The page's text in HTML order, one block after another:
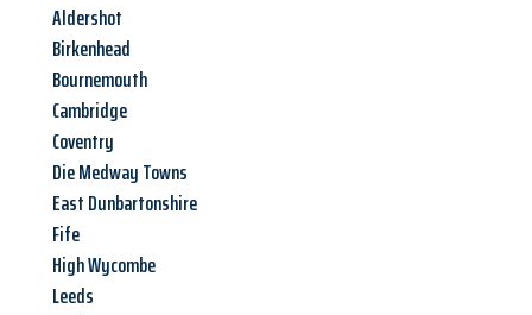
Aldershot
Birkenhead
Bournemouth
Cambridge
Coventry
Die Medway Towns
East Dunbartonshire
Fife
High Wycombe
Leeds